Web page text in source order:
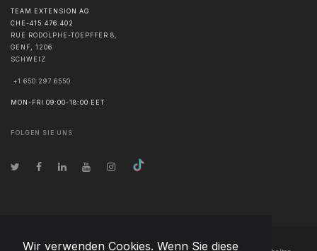
Wir verwenden Cookies. Wenn Sie diese
TEAM EXTENSION AG
CHE-415.476.402
RUE RODOLPHE-TOEPFFER 8,
GENF, 1206
SCHWEIZ
+1 650 297 6550
MON-FRI 09:00-18:00 EET
FOLGEN SIE UNS